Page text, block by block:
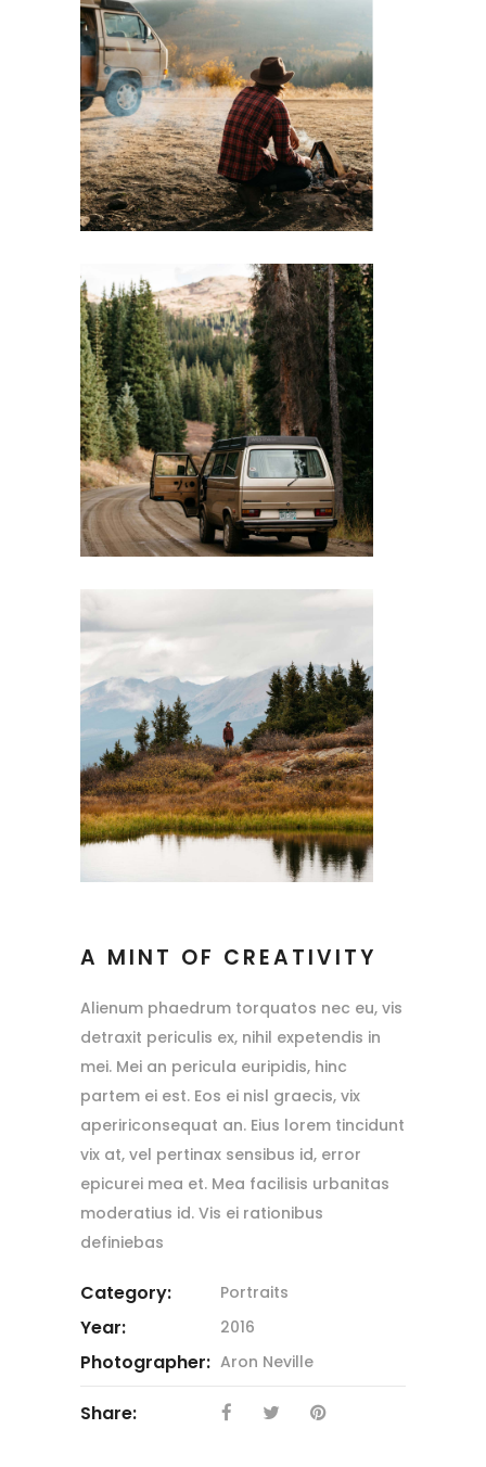
A MINT OF CREATIVITY
Alienum phaedrum torquatos nec eu, vis
detraxit periculis ex, nihil expetendis in
mei. Mei an pericula euripidis, hinc
partem ei est. Eos ei nisl graecis, vix
apeririconsequat an. Eius lorem tincidunt
vix at, vel pertinax sensibus id, error
epicurei mea et. Mea facilisis urbanitas
moderatius id. Vis ei rationibus
definiebas
Category: Portraits
Year: 2016
Photographer: Aron Neville
Share: